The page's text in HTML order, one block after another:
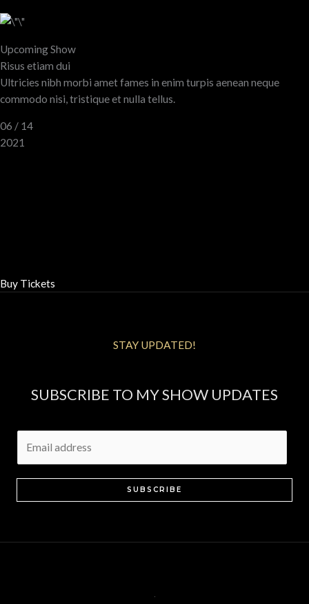
Upcoming Show
Risus etiam dui
Ultricies nibh morbi amet fames in enim turpis aenean neque
commodo nisi, tristique et nulla tellus.
06 / 14
2021
Buy Tickets
STAY UPDATED!
SUBSCRIBE TO MY SHOW UPDATES
l
SUBSCRIBE